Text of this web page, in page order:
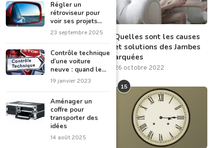
Découvrez la recette des
samoussas aux légumes
11 septembre 2022
Quelles sont les causes
et solutions des Jambes
arquées
26 octobre 2022
15
Régler un
rétroviseur pour
voir ses projets...
23 septembre 2025
Contrôle technique
d’une voiture
neuve : quand le...
19 janvier 2023
Aménager un
coffre pour
transporter des
idées
14 août 2025